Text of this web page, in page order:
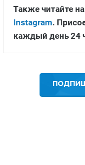
Также читайте
Instagram.
каждый день 24